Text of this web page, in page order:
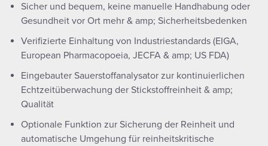
Sicher und bequem, keine manuelle Handhabung oder
Gesundheit vor Ort mehr & amp; Sicherheitsbedenken
Verifizierte Einhaltung von Industriestandards (EIGA,
European Pharmacopoeia, JECFA & amp; US FDA)
Eingebauter Sauerstoffanalysator zur kontinuierlichen
Echtzeitüberwachung der Stickstoffreinheit & amp;
Qualität
Optionale Funktion zur Sicherung der Reinheit und
automatische Umgehung für reinheitskritische